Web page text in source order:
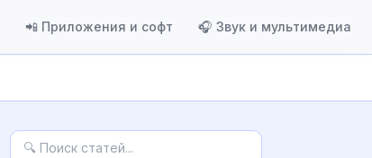
📲 Приложения и софт 🎧 Звук и мультимедиа